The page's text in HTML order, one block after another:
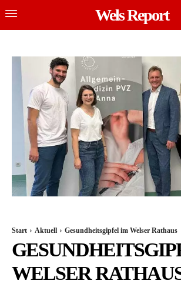
Wels Report
Start Aktuell Gesundheitsgipfel im Welser Rathaus
WELSER